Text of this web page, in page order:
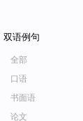
双语例句
全部
口语
书面语
论文